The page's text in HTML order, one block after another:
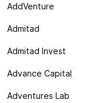
AddVenture
Admitad
Admitad Invest
Advance Capital
Adventures Lab